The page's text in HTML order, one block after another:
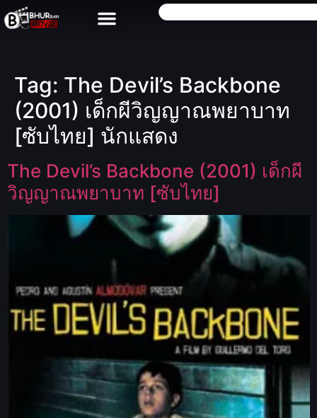
Tag: The Devil’s Backbone
(2001) เด็กผีวิญญาณพยาบาท
[ซับไทย] นักแสดง
The Devil’s Backbone (2001) เด็กผี
วิญญาณพยาบาท [ซับไทย]